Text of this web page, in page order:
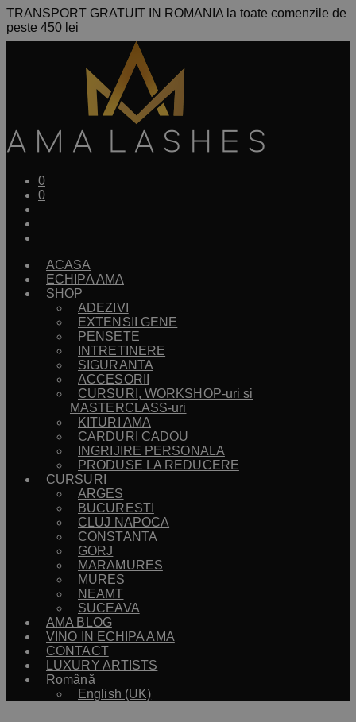
TRANSPORT GRATUIT IN ROMANIA la toate comenzile de
peste 450 lei
0
0
ACASA
ECHIPA AMA
SHOP
ADEZIVI
EXTENSII GENE
PENSETE
INTRETINERE
SIGURANTA
ACCESORII
CURSURI, WORKSHOP-uri si
MASTERCLASS-uri
KITURI AMA
CARDURI CADOU
INGRIJIRE PERSONALA
PRODUSE LA REDUCERE
CURSURI
ARGES
BUCURESTI
CLUJ NAPOCA
CONSTANTA
GORJ
MARAMURES
MURES
NEAMT
SUCEAVA
AMA BLOG
VINO IN ECHIPA AMA
CONTACT
LUXURY ARTISTS
Română
English (UK)